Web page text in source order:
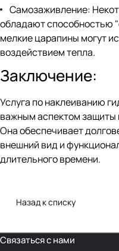
Самозаживление:
обладают способностью
мелкие царапины могут
воздействием тепла.
Заключение:
Услуга по наклеиванию
важным аспектом защиты
Она обеспечивает
внешний вид и
длительного времени.
Назад к списку
Связаться с нами